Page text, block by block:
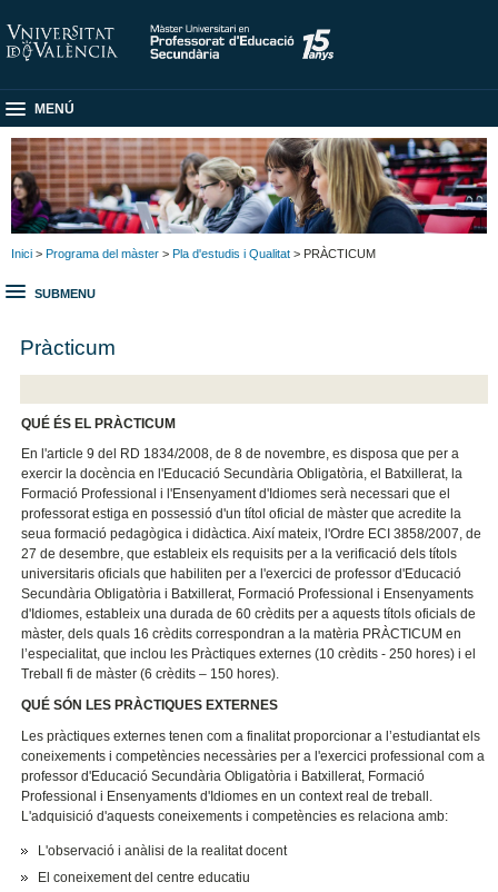
MENÚ
Inici > Programa del màster > Pla d'estudis i Qualitat > PRÀCTICUM
SUBMENU
Pràcticum
QUÉ ÉS EL PRÀCTICUM
En l'article 9 del RD 1834/2008, de 8 de novembre, es disposa que per a
exercir la docència en l'Educació Secundària Obligatòria, el Batxillerat, la
Formació Professional i l'Ensenyament d'Idiomes serà necessari que el
professorat estiga en possessió d'un títol oficial de màster que acredite la
seua formació pedagògica i didàctica. Així mateix, l'Ordre ECI 3858/2007, de
27 de desembre, que estableix els requisits per a la verificació dels títols
universitaris oficials que habiliten per a l'exercici de professor d'Educació
Secundària Obligatòria i Batxillerat, Formació Professional i Ensenyaments
d'Idiomes, estableix una durada de 60 crèdits per a aquests títols oficials de
màster, dels quals 16 crèdits correspondran a la matèria PRÀCTICUM en
l’especialitat, que inclou les Pràctiques externes (10 crèdits - 250 hores) i el
Treball fi de màster (6 crèdits – 150 hores).
QUÉ SÓN LES PRÀCTIQUES EXTERNES
Les pràctiques externes tenen com a finalitat proporcionar a l’estudiantat els
coneixements i competències necessàries per a l'exercici professional com a
professor d'Educació Secundària Obligatòria i Batxillerat, Formació
Professional i Ensenyaments d'Idiomes en un context real de treball.
L'adquisició d'aquests coneixements i competències es relaciona amb:
L'observació i anàlisi de la realitat docent
El coneixement del centre educatiu